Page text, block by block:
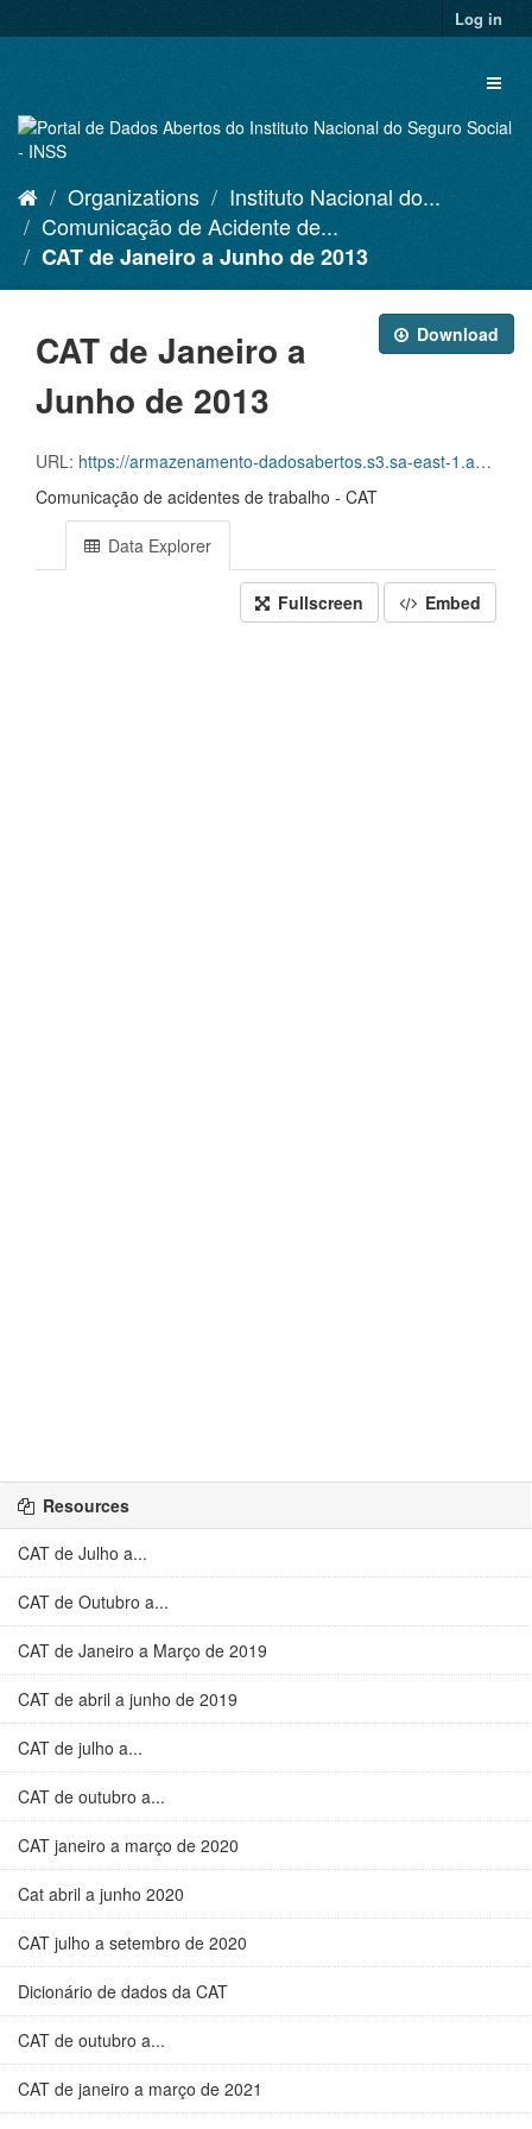
to
Log in
Organizations
Instituto Nacional do...
Comunicação de Acidente de...
CAT de Janeiro a Junho de 2013
Download
CAT de Janeiro a
Junho de 2013
URL: https://armazenamento-dadosabertos.s3.sa-east-1.amazonaws.com/PDA_2023_2025/Grupos_de_dados/Comunica%C3%A7%C3%B5es+de+Acidente+de+Trabalho+%E2%80%93+CAT/CATS+EMITIDAS_JANEIRO+A+JUNHO_2013.xlsx
Comunicação de acidentes de trabalho - CAT
Data Explorer
Fullscreen Embed
Resources
CAT de Julho a...
CAT de Outubro a...
CAT de Janeiro a Março de 2019
CAT de abril a junho de 2019
CAT de julho a...
CAT de outubro a...
CAT janeiro a março de 2020
Cat abril a junho 2020
CAT julho a setembro de 2020
Dicionário de dados da CAT
CAT de outubro a...
CAT de janeiro a março de 2021